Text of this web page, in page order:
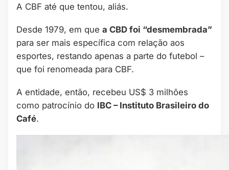
A CBF até que tentou, aliás.
Desde 1979, em que a CBD foi “desmembrada”
para ser mais específica com relação aos
esportes, restando apenas a parte do futebol –
que foi renomeada para CBF.
A entidade, então, recebeu US$ 3 milhões
como patrocínio do IBC – Instituto Brasileiro do
Café.